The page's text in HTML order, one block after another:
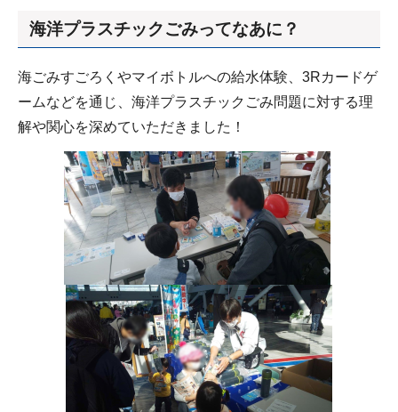
海洋プラスチックごみってなあに？
海ごみすごろくやマイボトルへの給水体験、3Rカードゲ
ームなどを通じ、海洋プラスチックごみ問題に対する理
解や関心を深めていただきました！